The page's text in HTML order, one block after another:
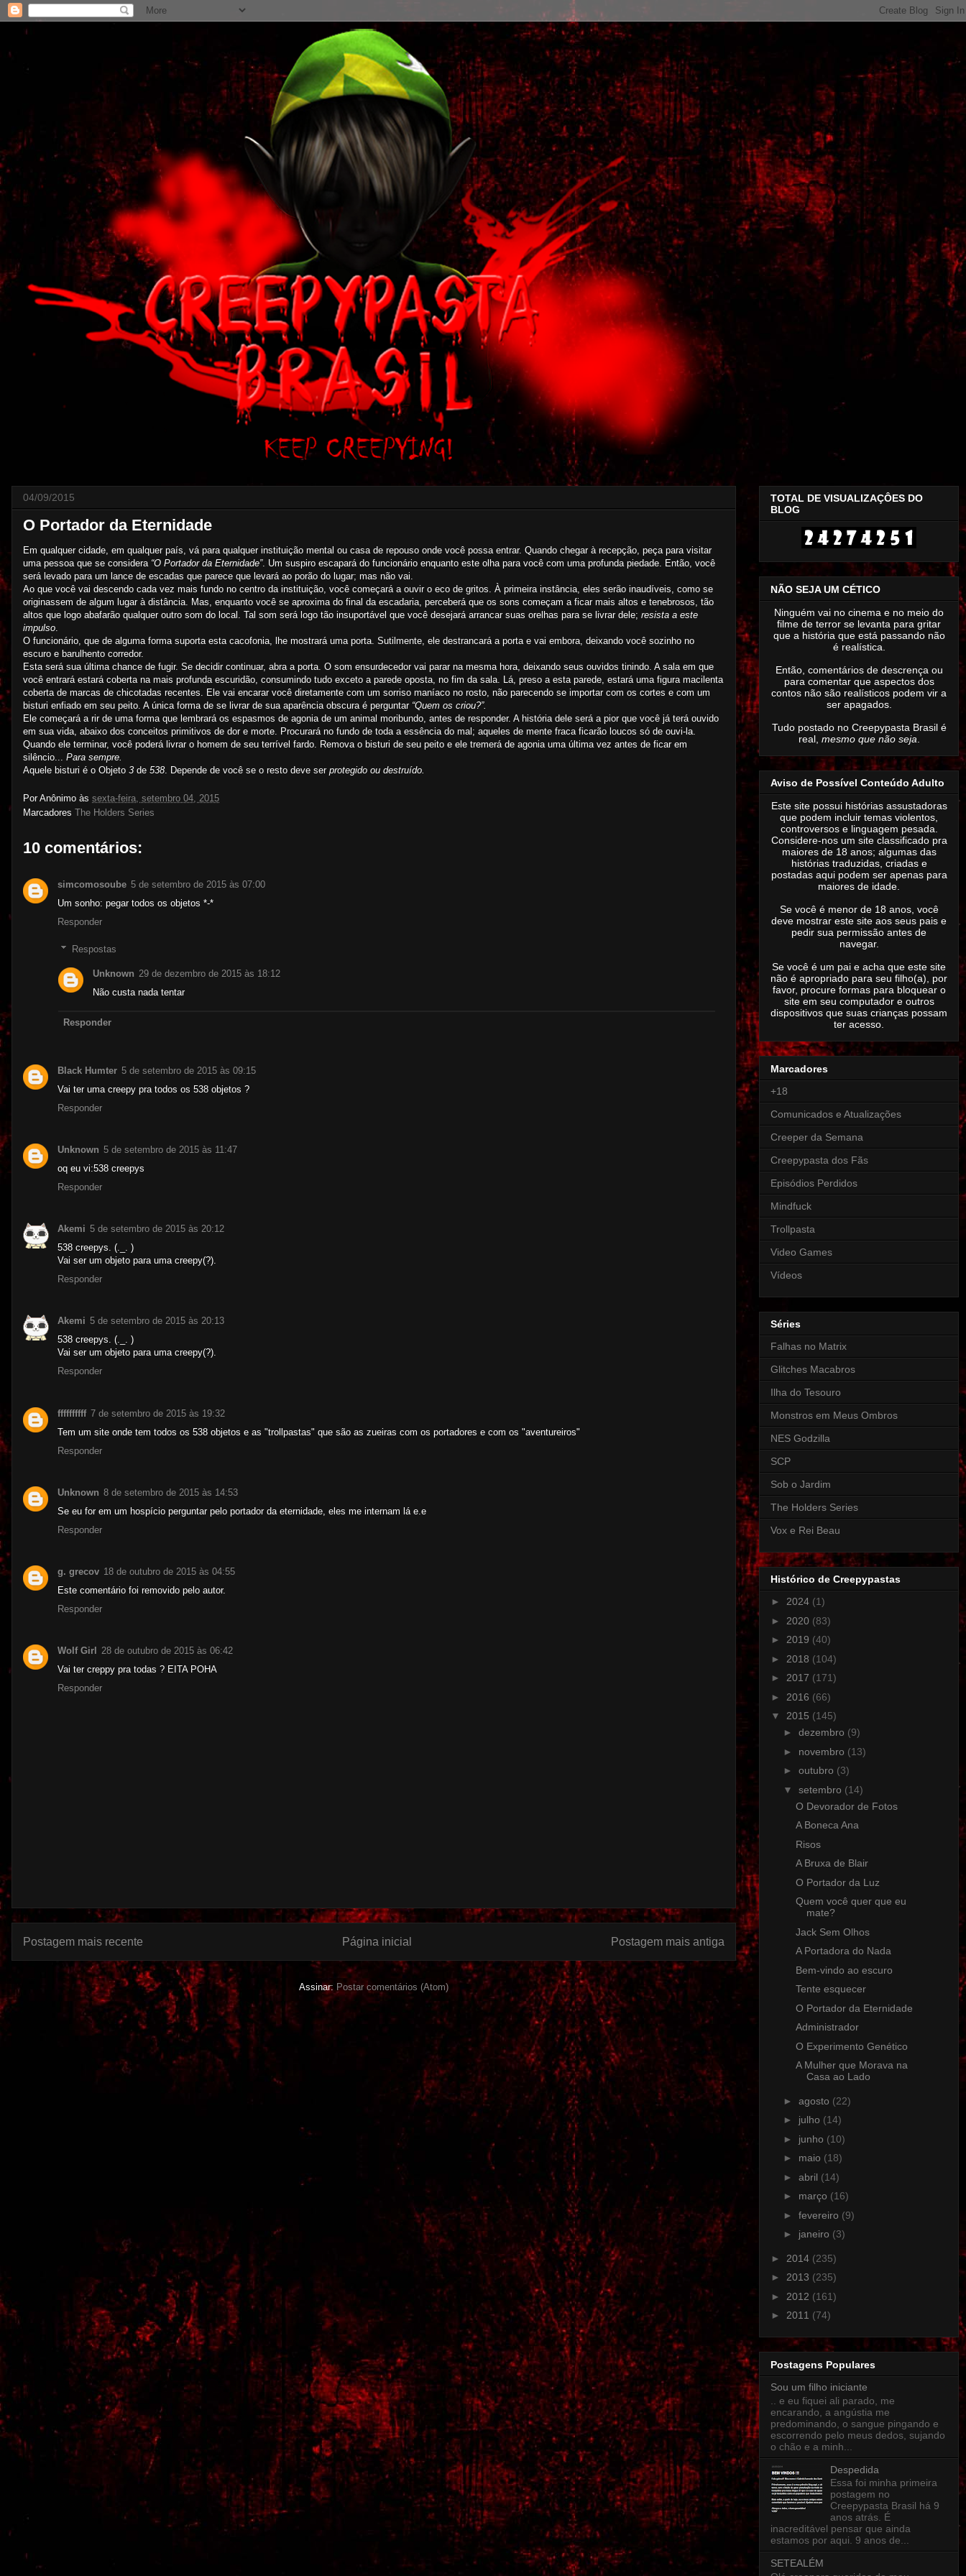
04/09/2015
O Portador da Eternidade
Em qualquer cidade, em qualquer país, vá para qualquer instituição mental ou casa de repouso onde você possa entrar. Quando chegar à recepção, peça para visitar
uma pessoa que se considera “O Portador da Eternidade”. Um suspiro escapará do funcionário enquanto este olha para você com uma profunda piedade. Então, você
será levado para um lance de escadas que parece que levará ao porão do lugar; mas não vai.
Ao que você vai descendo cada vez mais fundo no centro da instituição, você começará a ouvir o eco de gritos. À primeira instância, eles serão inaudíveis, como se
originassem de algum lugar à distância. Mas, enquanto você se aproxima do final da escadaria, perceberá que os sons começam a ficar mais altos e tenebrosos, tão
altos que logo abafarão qualquer outro som do local. Tal som será logo tão insuportável que você desejará arrancar suas orelhas para se livrar dele; resista a este
impulso.
O funcionário, que de alguma forma suporta esta cacofonia, lhe mostrará uma porta. Sutilmente, ele destrancará a porta e vai embora, deixando você sozinho no
escuro e barulhento corredor.
Esta será sua última chance de fugir. Se decidir continuar, abra a porta. O som ensurdecedor vai parar na mesma hora, deixando seus ouvidos tinindo. A sala em que
você entrará estará coberta na mais profunda escuridão, consumindo tudo exceto a parede oposta, no fim da sala. Lá, preso a esta parede, estará uma figura macilenta
coberta de marcas de chicotadas recentes. Ele vai encarar você diretamente com um sorriso maníaco no rosto, não parecendo se importar com os cortes e com um
bisturi enfiado em seu peito. A única forma de se livrar de sua aparência obscura é perguntar “Quem os criou?”.
Ele começará a rir de uma forma que lembrará os espasmos de agonia de um animal moribundo, antes de responder. A história dele será a pior que você já terá ouvido
em sua vida, abaixo dos conceitos primitivos de dor e morte. Procurará no fundo de toda a essência do mal; aqueles de mente fraca ficarão loucos só de ouvi-la.
Quando ele terminar, você poderá livrar o homem de seu terrível fardo. Remova o bisturi de seu peito e ele tremerá de agonia uma última vez antes de ficar em
silêncio... Para sempre.
Aquele bisturi é o Objeto 3 de 538. Depende de você se o resto deve ser protegido ou destruído.
Por Anônimo às sexta-feira, setembro 04, 2015
Marcadores The Holders Series
10 comentários:
simcomosoube 5 de setembro de 2015 às 07:00
Um sonho: pegar todos os objetos *-*
Responder
Respostas
Unknown 29 de dezembro de 2015 às 18:12
Não custa nada tentar
Responder
Black Humter 5 de setembro de 2015 às 09:15
Vai ter uma creepy pra todos os 538 objetos ?
Responder
Unknown 5 de setembro de 2015 às 11:47
oq eu vi:538 creepys
Responder
Akemi 5 de setembro de 2015 às 20:12
538 creepys. (._. )
Vai ser um objeto para uma creepy(?).
Responder
Akemi 5 de setembro de 2015 às 20:13
538 creepys. (._. )
Vai ser um objeto para uma creepy(?).
Responder
ffffffffff 7 de setembro de 2015 às 19:32
Tem um site onde tem todos os 538 objetos e as "trollpastas" que são as zueiras com os portadores e com os "aventureiros"
Responder
Unknown 8 de setembro de 2015 às 14:53
Se eu for em um hospício perguntar pelo portador da eternidade, eles me internam lá e.e
Responder
g. grecov 18 de outubro de 2015 às 04:55
Este comentário foi removido pelo autor.
Responder
Wolf Girl
28 de outubro de 2015 às 06:42
Vai ter creppy pra todas ? EITA POHA
Responder
Postagem mais recente Postagem mais antiga
Página inicial
Assinar: Postar comentários (Atom)
TOTAL DE VISUALIZAÇÔES DO
BLOG
NÃO SEJA UM CÉTICO
Ninguém vai no cinema e no meio do
filme de terror se levanta para gritar
que a história que está passando não
é realística.
Então, comentários de descrença ou
para comentar que aspectos dos
contos não são realísticos podem vir a
ser apagados.
Tudo postado no Creepypasta Brasil é
real, mesmo que não seja
Aviso de Possível Conteúdo Adulto
Este site possui histórias assustadoras
que podem incluir temas violentos,
controversos e linguagem pesada.
Considere-nos um site classificado pra
maiores de 18 anos; algumas das
histórias traduzidas, criadas e
postadas aqui podem ser apenas para
maiores de idade.
Se você é menor de 18 anos, você
deve mostrar este site aos seus pais e
pedir sua permissão antes de
navegar.
Se você é um pai e acha que este site
não é apropriado para seu filho(a), por
favor, procure formas para bloquear o
site em seu computador e outros
dispositivos que suas crianças possam
ter acesso.
Marcadores
+18
Comunicados e Atualizações
Creeper da Semana
Creepypasta dos Fãs
Episódios Perdidos
Mindfuck
Trollpasta
Video Games
Vídeos
Séries
Falhas no Matrix
Glitches Macabros
Ilha do Tesouro
Monstros em Meus Ombros
NES Godzilla
SCP
Sob o Jardim
The Holders Series
Vox e Rei Beau
Histórico de Creepypastas
► 2024 (1)
► 2020 (83)
► 2019 (40)
► 2018 (104)
► 2017 (171)
► 2016 (66)
▼ 2015 (145)
► dezembro (9)
► novembro (13)
► outubro (3)
▼ setembro (14)
O Devorador de Fotos
A Boneca Ana
Risos
A Bruxa de Blair
O Portador da Luz
Quem você quer que eu
mate?
Jack Sem Olhos
A Portadora do Nada
Bem-vindo ao escuro
Tente esquecer
O Portador da Eternidade
Administrador
O Experimento Genético
A Mulher que Morava na
Casa ao Lado
► agosto (22)
► julho (14)
► junho (10)
► maio (18)
► abril (14)
► março (16)
► fevereiro (9)
► janeiro (3)
► 2014 (235)
► 2013 (235)
► 2012 (161)
► 2011 (74)
Postagens Populares
Sou um filho iniciante
.. e eu fiquei ali parado, me
encarando, a angústia me
predominando, o sangue pingando e
escorrendo pelo meus dedos, sujando
o chão e a minh...
Despedida
Essa foi minha primeira
postagem no
Creepypasta Brasil há 9
anos atrás. É
inacreditável pensar que ainda
estamos por aqui. 9 anos de...
SETEALÉM